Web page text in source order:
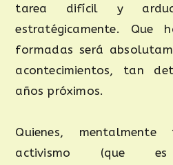
tarea difícil y
estratégicamente. Que
formadas será
acontecimientos, tan
años próximos.
Quienes,
activismo (que